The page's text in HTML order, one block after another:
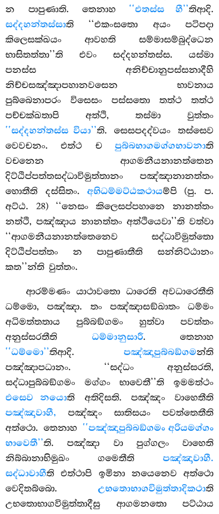
න පාපුණාති. තෙනාහ ‘‘එතස්ස හී’’තිආදි.
සද්දහන්තස්සාති ‘‘එකංසතො අයං පටිපදා
කිලෙසක්ඛයං ආවහති සම්මාසම්බුද්ධෙන
භාසිතත්තා’’ති එවං සද්දහන්තස්ස. යස්මා
පනස්ස අනිච්චානුපස්සනාදීහි
නිච්චසඤ්ඤාපහානවසෙන භාවනාය
පුබ්බෙනාපරං විසෙසං පස්සතො තත්ථ තත්ථ
පච්චක්ඛතාපි අත්ථි, තස්මා වුත්තං
‘‘සද්දහන්තස්ස වියා’’ති. සෙසපදද්වයං තස්සෙව
වෙවචනං. එත්ථ ච පුබ්බභාගමග්ගභාවනාති
වචනෙන ආගමනීයනානත්තෙන
දිට්ඨිප්පත්තසද්ධාවිමුත්තානං පඤ්ඤානානත්තං
හොතීති දස්සිතං. අභිධම්මට්ඨකථායම්පි (පු. ප.
අට්ඨ. 28) ‘‘නෙසං කිලෙසප්පහානෙ නානත්තං
නත්ථි, පඤ්ඤාය නානත්තං අත්ථියෙවා’’ති වත්වා
‘‘ආගමනීයනානත්තෙනෙව සද්ධාවිමුත්තො
දිට්ඨිප්පත්තං න පාපුණාතීති සන්නිට්ඨානං
කත’’න්ති වුත්තං.
ආරම්මණං යාථාවතො ධාරෙති අවධාරෙතීති
ධම්මො, පඤ්ඤා. තං පඤ්ඤාසඞ්ඛාතං ධම්මං
අධිමත්තතාය පුබ්බඞ්ගමං හුත්වා පවත්තං
අනුස්සරතීති ධම්මානුසාරී. තෙනාහ
‘‘ධම්මො’’තිආදි. පඤ්ඤාපුබ්බඞ්ගමන්ති
පඤ්ඤාපධානං. ‘‘සද්ධං අනුස්සරති,
සද්ධාපුබ්බඞ්ගමං මග්ගං භාවෙතී’’ති ඉමමත්ථං
එසෙව නයොති අතිදිසති. පඤ්ඤං වාහෙතීති
පඤ්ඤාවාහී, පඤ්ඤං සාතිසයං පවත්තෙතීති
අත්ථො. තෙනාහ ‘‘පඤ්ඤාපුබ්බඞ්ගමං අරියමග්ගං
භාවෙතී’’ති. පඤ්ඤා වා පුග්ගලං වාහෙති
නිබ්බානාභිමුඛං ගමෙතීති පඤ්ඤාවාහී.
සද්ධාවාහීති එත්ථාපි ඉමිනා නයෙනෙව අත්ථො
වෙදිතබ්බො. උභතොභාගවිමුත්තාදිකථාති
උභතොභාගවිමුත්තාදීසු ආගමනතො පට්ඨාය